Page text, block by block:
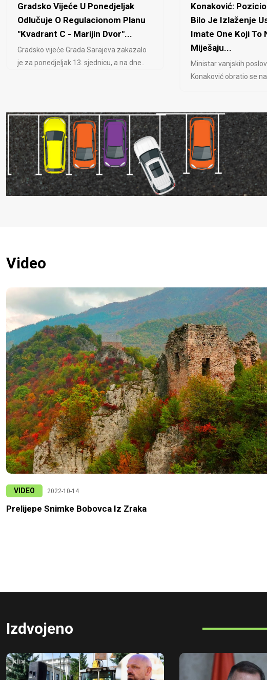
Gradsko Vijeće U Ponedjeljak
Odlučuje O Regulacionom Planu
"Kvadrant C - Marijin Dvor"...
Gradsko vijeće Grada Sarajeva zakazalo
je za ponedjeljak 13. sjednicu, a na dne..
Konaković:
Bilo Je Izlaženje
Imate One Koji To
Miješaju...
Ministar vanjskih
Konaković obratio se
Video
VIDEO 2022-10-14
Prelijepe Snimke Bobovca Iz Zraka
Izdvojeno